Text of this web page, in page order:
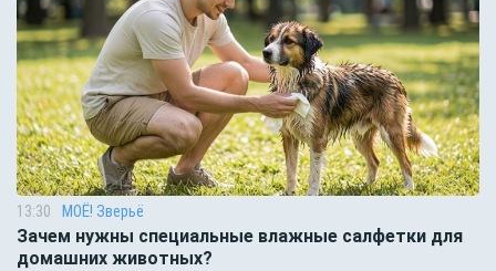
13:30 МОЁ! Зверьё
Зачем нужны специальные влажные салфетки для
домашних животных?